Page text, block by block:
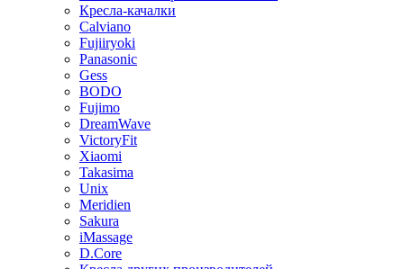
Кресла-качалки
Calviano
Fujiiryoki
Panasonic
Gess
BODO
Fujimo
DreamWave
VictoryFit
Xiaomi
Takasima
Unix
Meridien
Sakura
iMassage
D.Core